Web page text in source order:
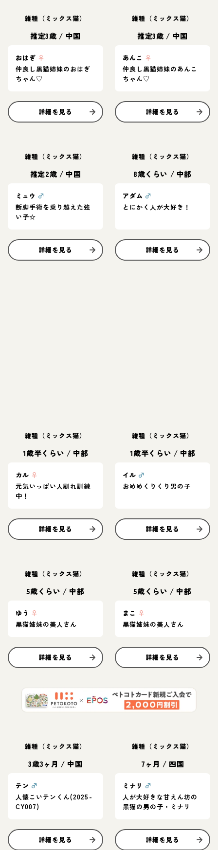
雑種（ミックス猫）
推定3歳 / 中国
おはぎ ♀
仲良し黒猫姉妹のおはぎ
ちゃん♡
詳細を見る
雑種（ミックス猫）
推定3歳 / 中国
あんこ ♀
仲良し黒猫姉妹のあんこ
ちゃん♡
詳細を見る
雑種（ミックス猫）
推定2歳 / 中国
ミュウ ♂
断脚手術を乗り越えた強
い子☆
詳細を見る
雑種（ミックス猫）
8歳くらい / 中部
アダム ♂
とにかく人が大好き！
詳細を見る
雑種（ミックス猫）
1歳半くらい / 中部
カル ♀
元気いっぱい人馴れ訓練
中！
詳細を見る
雑種（ミックス猫）
1歳半くらい / 中部
イル ♂
おめめくりくり男の子
詳細を見る
雑種（ミックス猫）
5歳くらい / 中部
ゆう ♀
黒猫姉妹の美人さん
詳細を見る
雑種（ミックス猫）
5歳くらい / 中部
まこ ♀
黒猫姉妹の美人さん
詳細を見る
雑種（ミックス猫）
3歳3ヶ月 / 中国
テン ♂
人懐こいテンくん(2025-
CY007)
詳細を見る
雑種（ミックス猫）
7ヶ月 / 四国
ミナリ ♂
人が大好きな甘えん坊の
黒猫の男の子・ミナリ
詳細を見る